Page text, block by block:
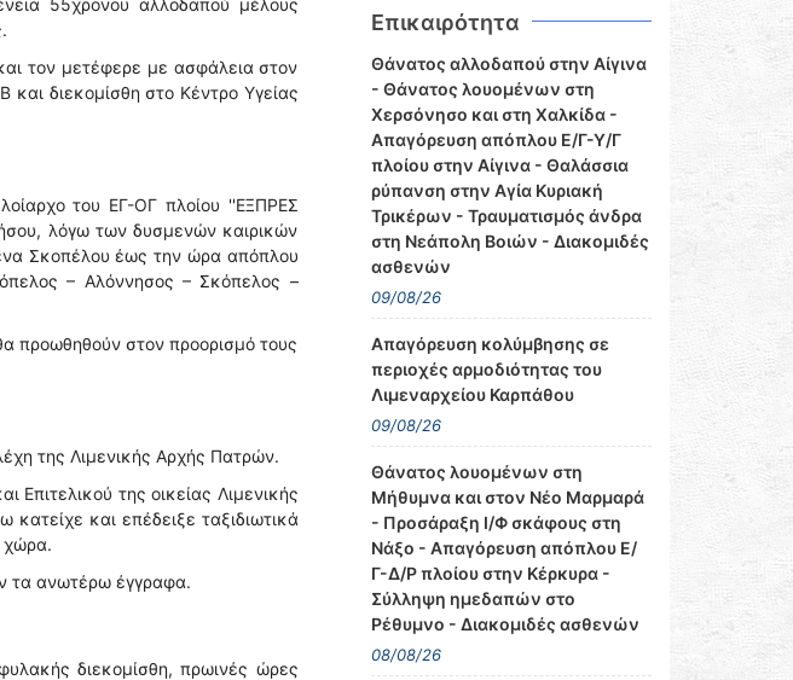
55χρονου αλλοδαπού μέλους
τον μετέφερε με ασφάλεια στον
διεκομίσθη στο Κέντρο Υγείας
του ΕΓ-ΟΓ πλοίου ''ΕΞΠΡΕΣ
λόγω των δυσμενών καιρικών
Σκοπέλου έως την ώρα απόπλου
– Αλόννησος – Σκόπελος –
προωθηθούν στον προορισμό τους
της Λιμενικής Αρχής Πατρών.
της οικείας Λιμενικής
και επέδειξε ταξιδιωτικά
χώρα.
τα ανωτέρω έγγραφα.
διεκομίσθη, πρωινές ώρες
Επικαιρότητα
Θάνατος αλλοδαπού στην Αίγινα
- Θάνατος λουομένων στη
Χερσόνησο και στη Χαλκίδα -
Απαγόρευση απόπλου Ε/Γ-Υ/Γ
πλοίου στην Αίγινα - Θαλάσσια
ρύπανση στην Αγία Κυριακή
Τρικέρων - Τραυματισμός άνδρα
στη Νεάπολη Βοιών - Διακομιδές
ασθενών
09/08/26
Απαγόρευση κολύμβησης σε
περιοχές αρμοδιότητας του
Λιμεναρχείου Καρπάθου
09/08/26
Θάνατος λουομένων στη
Μήθυμνα και στον Νέο Μαρμαρά
- Προσάραξη Ι/Φ σκάφους στη
Νάξο - Απαγόρευση απόπλου Ε/
Γ-Δ/Ρ πλοίου στην Κέρκυρα -
Σύλληψη ημεδαπών στο
Ρέθυμνο - Διακομιδές ασθενών
08/08/26